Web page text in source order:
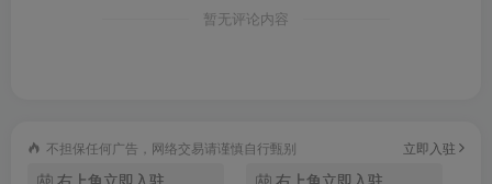
热点资讯，汇聚了各行各业的最新最热门的资讯信息；
暂无评论内容
不担保任何广告，网络交易请谨慎自行甄别 立即入驻
右上角立即入驻 右上角立即入驻